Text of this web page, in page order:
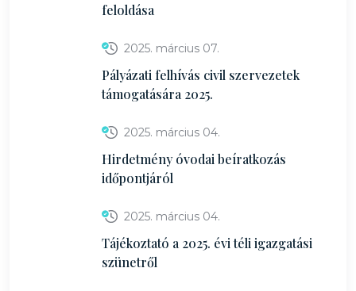
feloldása
2025. március 07.
Pályázati felhívás civil szervezetek
támogatására 2025.
2025. március 04.
Hirdetmény óvodai beíratkozás
időpontjáról
2025. március 04.
Tájékoztató a 2025. évi téli igazgatási
szünetről